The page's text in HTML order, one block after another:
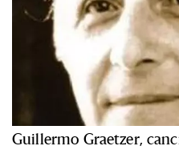
Guillermo Graetzer,